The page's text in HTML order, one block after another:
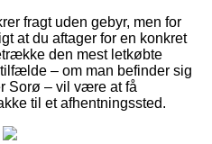
fragt uden gebyr, men for
at du aftager for en konkret
den mest letkøbte
– om man befinder sig
Sorø – vil være at få
til et afhentningssted.